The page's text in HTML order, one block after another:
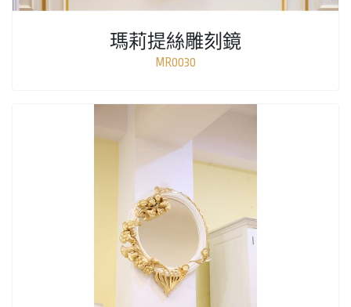
瑪莉提絲雕刻鏡
MR0030